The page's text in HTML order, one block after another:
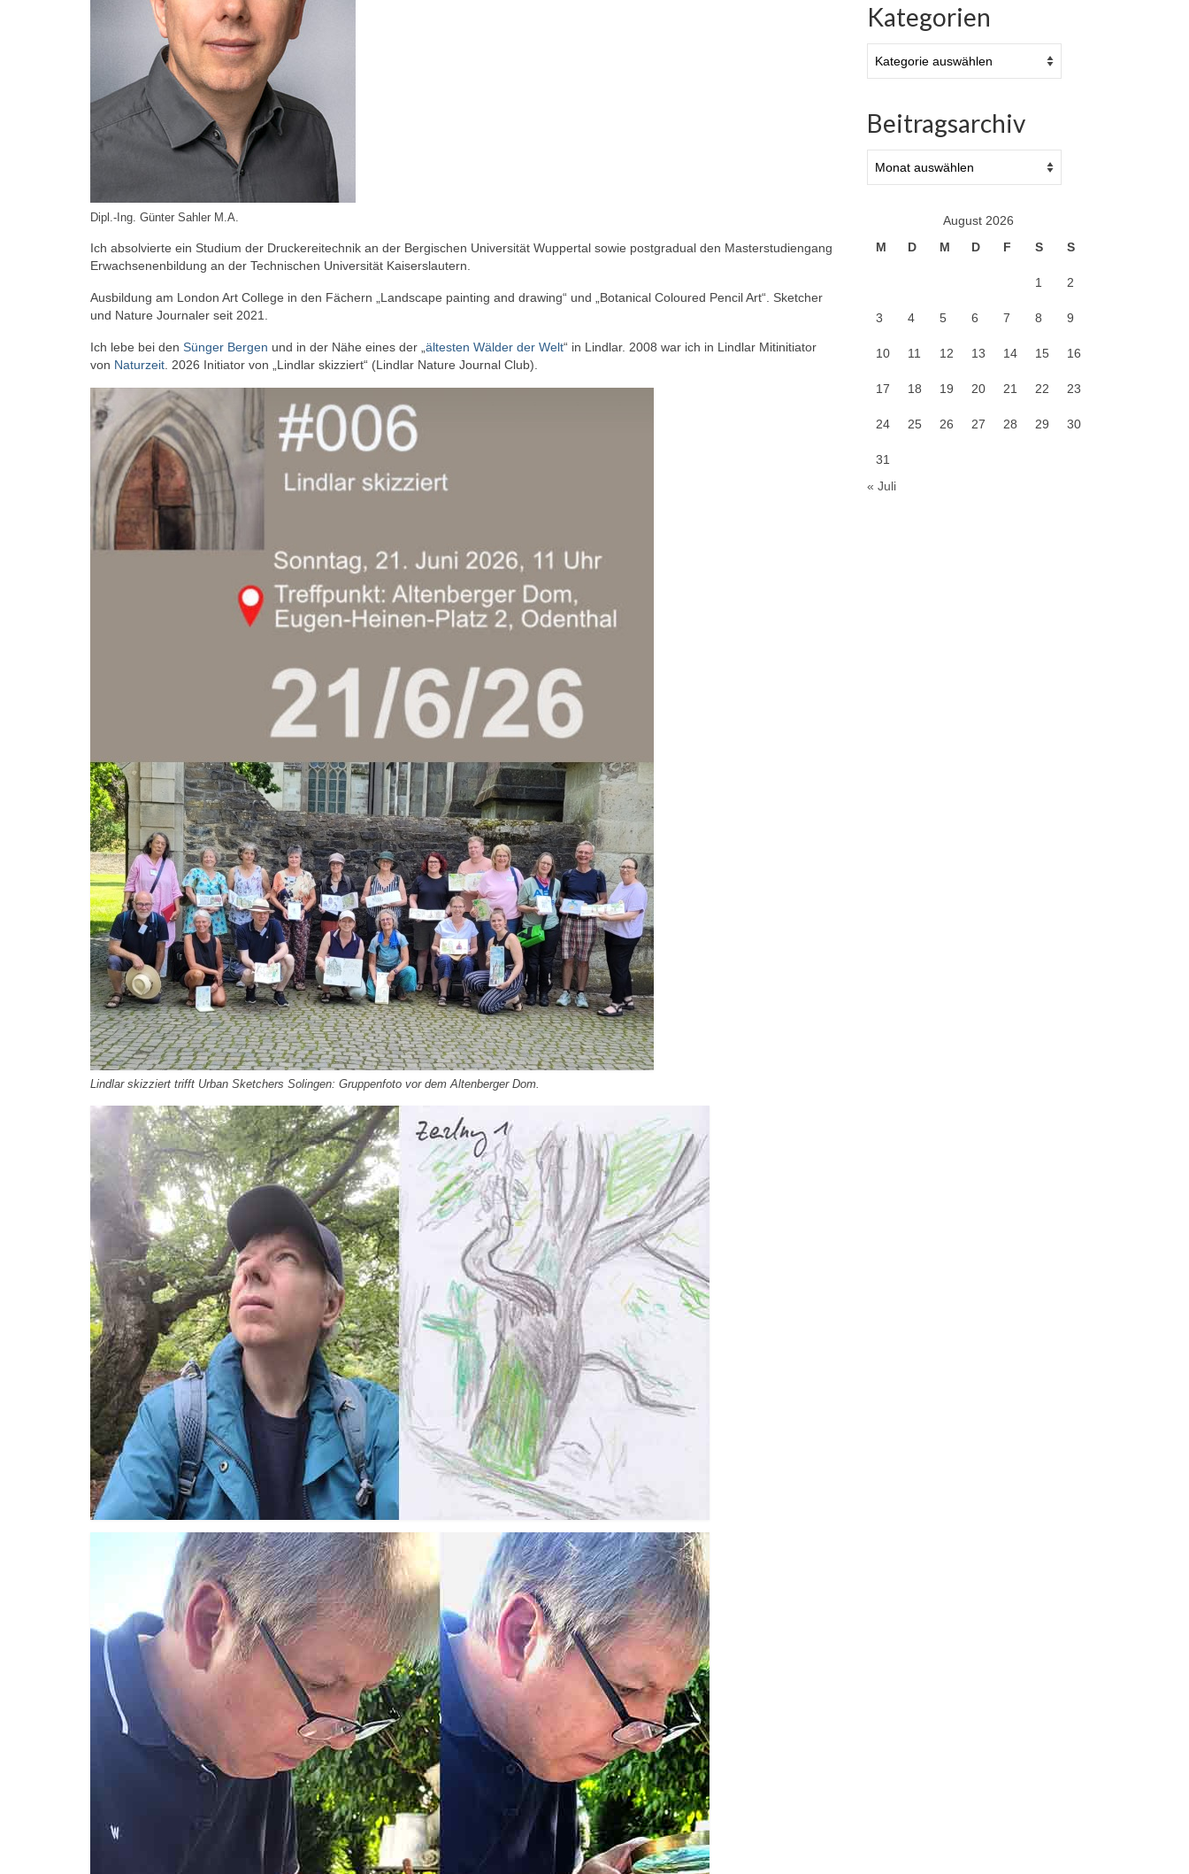
Dipl.-Ing. Günter Sahler M.A.
Ich absolvierte ein Studium der Druckereitechnik an der Bergischen Universität Wuppertal sowie postgradual den Masterstudiengang
Erwachsenenbildung an der Technischen Universität Kaiserslautern.
Ausbildung am London Art College in den Fächern „Landscape painting and drawing“ und „Botanical Coloured Pencil Art“. Sketcher
und Nature Journaler seit 2021.
Ich lebe bei den Sünger Bergen und in der Nähe eines der „ ältesten Wälder der Welt“ in Lindlar. 2008 war ich in Lindlar Mitinitiator
von Naturzeit . 2026 Initiator von „Lindlar skizziert“ (Lindlar Nature Journal Club).
Lindlar skizziert trifft Urban Sketchers Solingen: Gruppenfoto vor dem Altenberger Dom.
Kategorien
Beitragsarchiv
August 2026
M
D M D F S S
1 2
3 4 5 6 7 8 9
10 11 12 13 14 15 16
17 18 19 20 21 22 23
24 25 26 27 28 29 30
31
« Juli